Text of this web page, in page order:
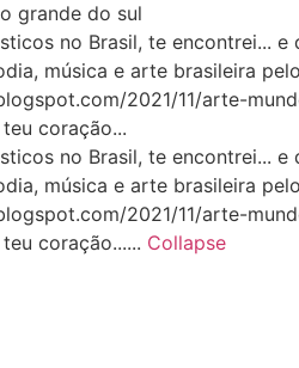
grande do sul
no Brasil, te encontrei...
música e arte brasileira
2021/11/arte-
coração...
no Brasil, te encontrei...
música e arte brasileira
2021/11/arte-
coração...... Collapse